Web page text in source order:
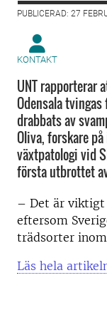
PUBLICERAD: 27
KONTAKT
UNT rapporterar
Odensala
drabbats av
Oliva, forskare
växtpatologi vid
första utbrottet
– Det är viktigt
eftersom
trädsorter inom
Läs hela